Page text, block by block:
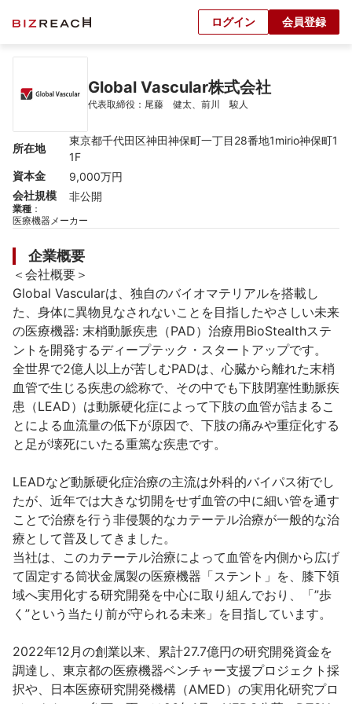
ログイン 会員登録
Global Vascular株式会社
代表取締役：尾藤　健太、前川　駿人
所在地
東京都千代田区神田神保町一丁目28番地1mirio神保町1
1F
資本金
9,000万円
会社規模
非公開
業種 ：
医療機器メーカー
企業概要
＜会社概要＞
Global Vascularは、独自のバイオマテリアルを搭載し
た、身体に異物見なされないことを目指したやさしい未来
の医療機器: 末梢動脈疾患（PAD）治療用BioStealthステ
ントを開発するディープテック・スタートアップです。
全世界で2億人以上が苦しむPADは、心臓から離れた末梢
血管で生じる疾患の総称で、その中でも下肢閉塞性動脈疾
患（LEAD）は動脈硬化症によって下肢の血管が詰まるこ
とによる血流量の低下が原因で、下肢の痛みや重症化する
と足が壊死にいたる重篤な疾患です。
LEADなど動脈硬化症治療の主流は外科的バイパス術でし
たが、近年では大きな切開をせず血管の中に細い管を通す
ことで治療を行う非侵襲的なカテーテル治療が一般的な治
療として普及してきました。
当社は、このカテーテル治療によって血管を内側から広げ
て固定する筒状金属製の医療機器「ステント」を、膝下領
域へ実用化する研究開発を中心に取り組んでおり、「”歩
く”という当たり前が守られる未来」を目指しています。
2022年12月の創業以来、累計27.7億円の研究開発資金を
調達し、東京都の医療機器ベンチャー支援プロジェクト採
択や、⽇本医療研究開発機構（AMED）の実用化研究プロ